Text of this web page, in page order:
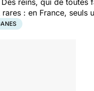
reins, qui de toutes
: en France,